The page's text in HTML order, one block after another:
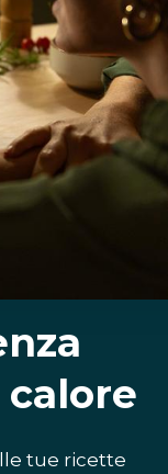
tue ricette